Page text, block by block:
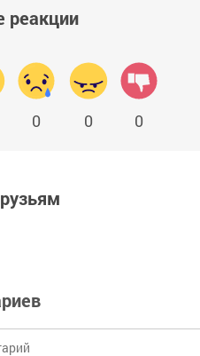
реакции
0 0 0